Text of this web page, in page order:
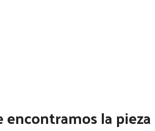
encontramos la pieza